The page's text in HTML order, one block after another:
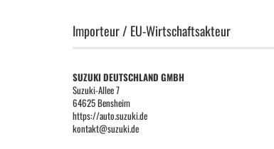
Importeur / EU-Wirtschaftsakteur
SUZUKI DEUTSCHLAND GMBH
Suzuki-Allee 7
64625 Bensheim
https://auto.suzuki.de
kontakt@suzuki.de